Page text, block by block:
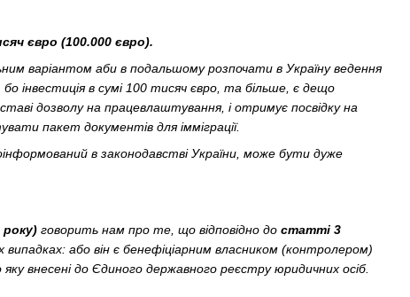
євро (100.000 євро).
варіантом аби в подальшому розпочати в Україну ведення
інвестиція в сумі 100 тисяч євро, та більше, є дещо
дозволу на працевлаштування, і отримує посвідку на
пакет документів для імміграції.
в законодавстві України, може бути дуже
року) говорить нам про те, що відповідно до статті 3
або він є бенефіціарним власником (контролером)
внесені до Єдиного державного реєстру юридичних осіб.